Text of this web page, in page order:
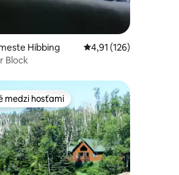
Hibbing Priemerné
4,91 (126)
Block
medzi hosťami
medzi hosťami